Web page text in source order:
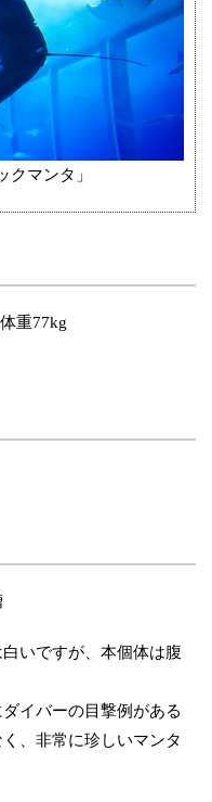
クマンタ」
重77kg
いですが、本個体は腹
イバーの目撃例がある
、非常に珍しいマンタ